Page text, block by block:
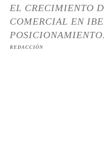
EL CRECIMIENTO
COMERCIAL EN
REDACCIÓN